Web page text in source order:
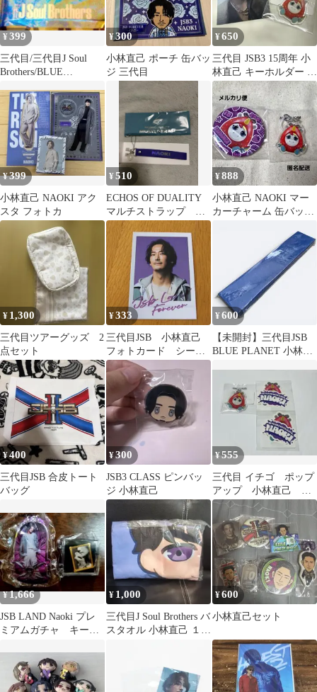
¥399
三代目/三代目J Soul
Brothers/BLUE
¥300
小林直己 ポーチ 缶バッ
ジ 三代目
¥650
三代目 JSB3 15周年 小
林直己 キーホルダー フ
ォトカード 目印チャー
ム
¥399
小林直己 NAOKI アク
スタ フォトカ
¥510
ECHOS OF DUALITY
マルチストラップ 小
林直己
¥888
小林直己 NAOKI マー
カーチャーム 缶バッジ
¥ 1,300
三代目ツアーグッズ 2
点セット
¥333
三代目JSB 小林直己
フォトカード シーク
レット
¥600
【未開封】三代目JSB
BLUE PLANET 小林直
¥400
三代目JSB 合皮トート
バッグ
¥300
JSB3 CLASS ピンバッ
ジ 小林直己
¥555
三代目 イチゴ ポップ
アップ 小林直己 ス
テッカー マーカーチ
ャーム
¥1,666
JSB LAND Naoki プレ
ミアムガチャ キーホ
¥ 1,000
三代目J Soul Brothers バ
スタオル 小林直己 １点
¥600
小林直己セット